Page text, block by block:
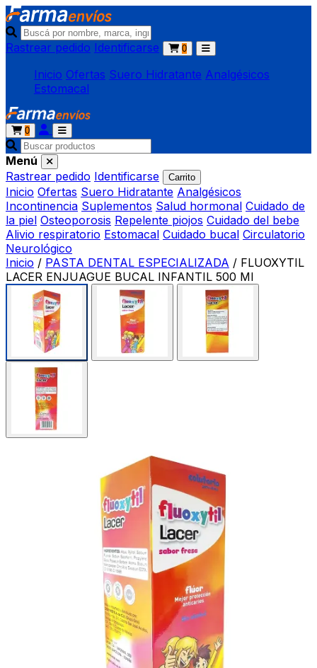
Rastrear pedido Identificarse 0
Inicio Ofertas Suero Hidratante Analgésicos
Estomacal
0
Menú
Rastrear pedido Identificarse Carrito
Inicio Ofertas Suero Hidratante Analgésicos
Incontinencia Suplementos Salud hormonal Cuidado de
la piel Osteoporosis Repelente piojos Cuidado del bebe
Alivio respiratorio Estomacal Cuidado bucal Circulatorio
Neurológico
Inicio / PASTA DENTAL ESPECIALIZADA / FLUOXYTIL
LACER ENJUAGUE BUCAL INFANTIL 500 Ml